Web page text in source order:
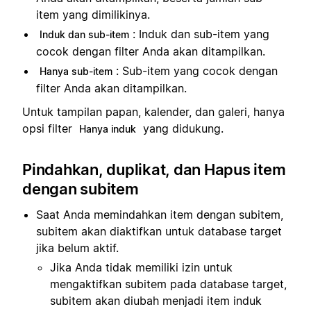
item yang dimilikinya.
Induk dan sub-item : Induk dan sub-item yang
cocok dengan filter Anda akan ditampilkan.
Hanya sub-item : Sub-item yang cocok dengan
filter Anda akan ditampilkan.
Untuk tampilan papan, kalender, dan galeri, hanya
opsi filter
Hanya induk yang didukung.
Pindahkan, duplikat, dan Hapus item
dengan subitem
Saat Anda memindahkan item dengan subitem,
subitem akan diaktifkan untuk database target
jika belum aktif.
Jika Anda tidak memiliki izin untuk
mengaktifkan subitem pada database target,
subitem akan diubah menjadi item induk